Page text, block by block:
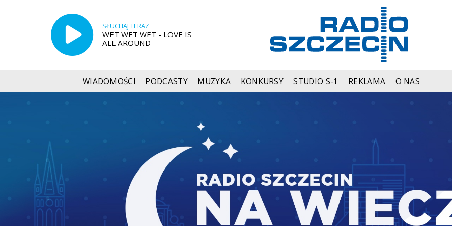
SŁUCHAJ TERAZ
WET WET WET - LOVE IS
ALL AROUND
WIADOMOŚCI PODCASTY MUZYKA KONKURSY STUDIO S-1 REKLAMA O NAS